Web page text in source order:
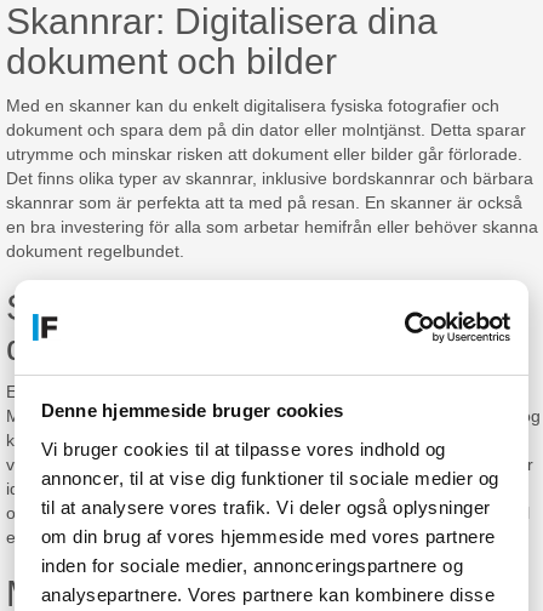
Denne hjemmeside bruger cookies
Vi bruger cookies til at tilpasse vores indhold og
annoncer, til at vise dig funktioner til sociale medier og
til at analysere vores trafik. Vi deler også oplysninger
om din brug af vores hjemmeside med vores partnere
inden for sociale medier, annonceringspartnere og
analysepartnere. Vores partnere kan kombinere disse
Skannrar: Digitalisera dina
dokument och bilder
Med en skanner kan du enkelt digitalisera fysiska fotografier och
dokument och spara dem på din dator eller molntjänst. Detta sparar
utrymme och minskar risken att dokument eller bilder går förlorade.
Det finns olika typer av skannrar, inklusive bordskannrar och bärbara
skannrar som är perfekta att ta med på resan. En skanner är också
en bra investering för alla som arbetar hemifrån eller behöver skanna
dokument regelbundet.
Skrivare: Skriv ut dina viktigaste
dokument i hög kvalitet
En skrivare är en ovärderlig tillgång i både hemmet och på kontoret.
Med en skrivare kan du skriva ut allt från presentationer till foton i hög
kvalitet. Det finns olika typer av skrivare att välja mellan, inklusive
vanliga bläckstråleskrivare och mer avancerade laserskrivare som är
idealiska för större utskriftsvolymer. Många moderna skrivare har
också trådlös anslutning, vilket gör att du kan skriva ut från din mobil
eller surfplatta.
Multifunktionsskrivare: En enhet